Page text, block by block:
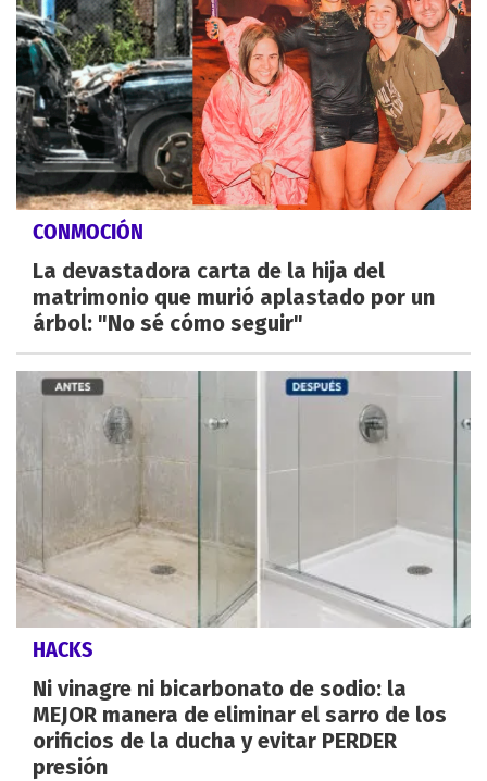
CONMOCIÓN
La devastadora carta de la hija del
matrimonio que murió aplastado por un
árbol: "No sé cómo seguir"
HACKS
Ni vinagre ni bicarbonato de sodio: la
MEJOR manera de eliminar el sarro de los
orificios de la ducha y evitar PERDER
presión